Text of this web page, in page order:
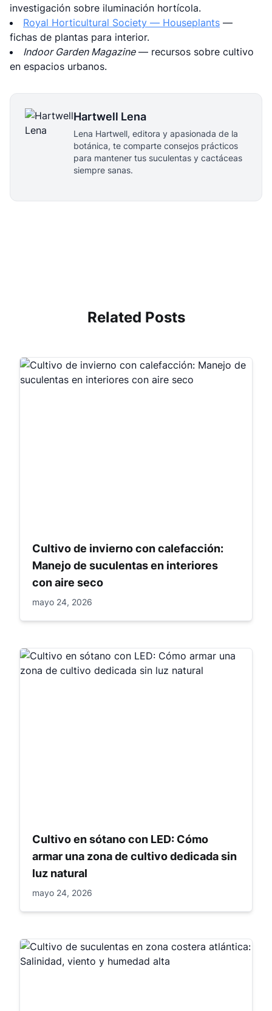
investigación sobre iluminación hortícola.
Royal Horticultural Society — Houseplants —
fichas de plantas para interior.
Indoor Garden Magazine— recursos sobre cultivo
en espacios urbanos.
Hartwell Lena
Lena Hartwell, editora y apasionada de la
botánica, te comparte consejos prácticos
para mantener tus suculentas y cactáceas
siempre sanas.
Related Posts
Cultivo de invierno con calefacción:
Manejo de suculentas en interiores
con aire seco
mayo 24, 2026
Cultivo en sótano con LED: Cómo
armar una zona de cultivo dedicada sin
luz natural
mayo 24, 2026